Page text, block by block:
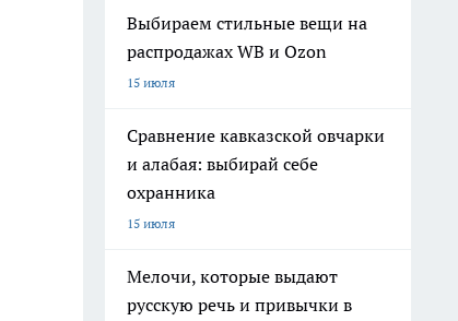
Выбираем стильные вещи на
распродажах WB и Ozon
15 июля
Сравнение кавказской овчарки
и алабая: выбирай себе
охранника
15 июля
Мелочи, которые выдают
русскую речь и привычки в